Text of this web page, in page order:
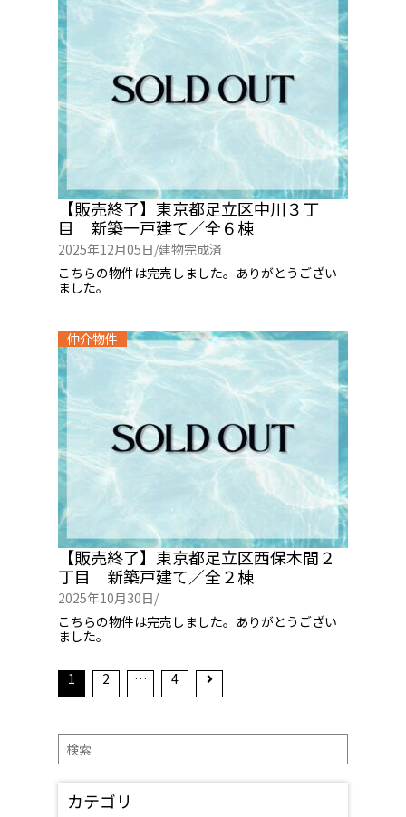
【販売終了】東京都足立区中川３丁
目 新築一戸建て／全６棟
2025年12月05日/建物完成済
こちらの物件は完売しました。ありがとうござい
ました。
仲介物件
【販売終了】東京都足立区西保木間２
丁目 新築戸建て／全２棟
2025年10月30日/
こちらの物件は完売しました。ありがとうござい
ました。
1 2 … 4
検
索
カテゴリ